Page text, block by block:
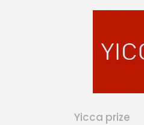
Yicca prize